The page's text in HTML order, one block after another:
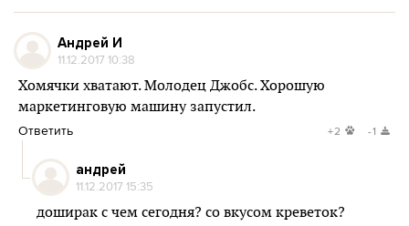
Андрей И
11.12.2017 10:38
Хомячки хватают. Молодец Джобс. Хорошую
маркетинговую машину запустил.
Ответить +2 -1
андрей
11.12.2017 15:35
доширак с чем сегодня? со вкусом креветок?